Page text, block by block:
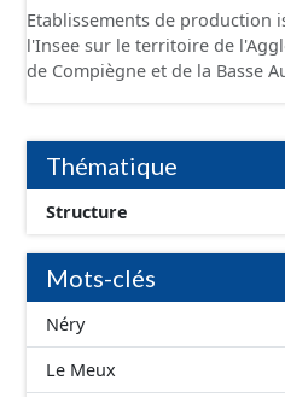
Etablissements de production
l'Insee sur le territoire de
de Compiègne et de la Basse
et structurés conformément
standard CNIG Sites
la référence aux terrains à
jour. Il est filtré au-delà des
limitant aux SCI.
Thématique
Structure
Mots-clés
Néry
Le Meux